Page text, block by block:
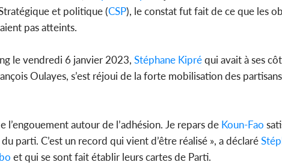
et politique (CSP), le constat fut fait de ce que les
pas atteints.
le vendredi 6 janvier 2023, Stéphane Kipréqui avait à ses
Oulayes, s’est réjoui de la forte mobilisation des
l’engouement autour de l’adhésion. Je repars de Koun-Fao
parti. C’est un record qui vient d’être réalisé », a déclaré
et qui se sont fait établir leurs cartes de Parti.